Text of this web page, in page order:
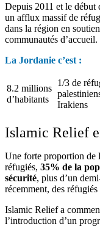
Depuis 2011 et le début
un afflux massif de
dans la région en
communautés d’accueil.
La Jordanie c’est :
8.2 millions
d’habitants
1/3 de
Irakiens
Islamic Relief
Une forte proportion de
réfugiés, 35% de la
sécurité, plus d’un
récemment, des
Islamic Relief a
l’introduction d’un